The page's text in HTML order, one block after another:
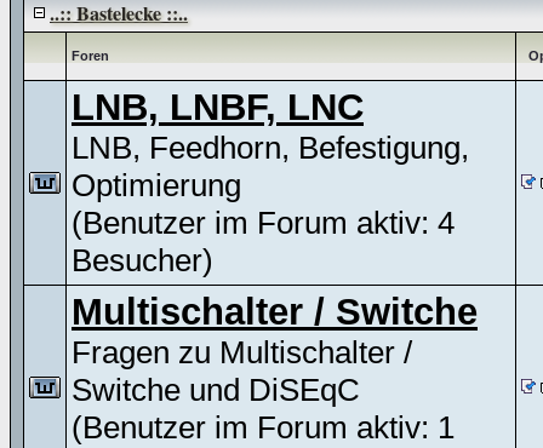
..:: Bastelecke ::..
Foren
LNB, LNBF, LNC
LNB, Feedhorn, Befestigung,
Optimierung
(Benutzer im Forum aktiv: 4
Besucher)
Multischalter / Switche
Fragen zu Multischalter /
Switche und DiSEqC
(Benutzer im Forum aktiv: 1